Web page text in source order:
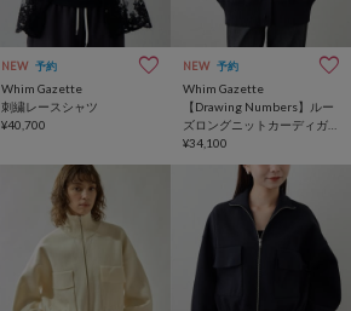
NEW 予約
Whim Gazette
刺繍レースシャツ
¥40,700
NEW 予約
Whim Gazette
【Drawing Numbers】ルー
ズロングニットカーディガ
ン
¥34,100